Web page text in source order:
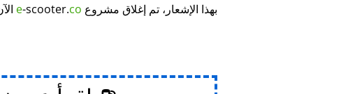
بهذا الإشعار، تم إغلاق مشروع
e-scooter.co